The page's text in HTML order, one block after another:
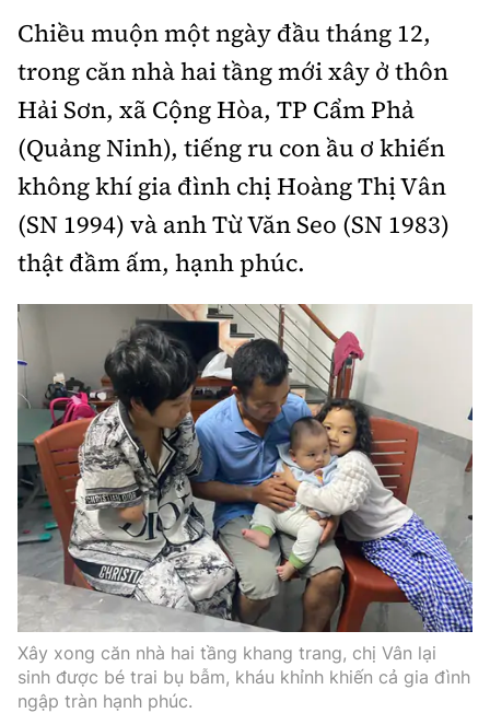
Giám định chất lượng
Quản lý đô thị
Đường sắt
Đăng kiểm
Đường sắt tốc độ cao
Đường thủy
Hàng hải
Đường sắt đô thị
Nhà thầu
Mời thầu - Đấu thầu
Thi viết về GTVT
Tài chính
Chứng khoán
Bảo hiểm
Doanh nghiệp
Pháp luật
Thanh tra
An ninh hình sự
Điều tra
Pháp đình
An toàn giao thông
Giao thông 24h
ATGT địa phương
Văn hóa giao thông
Lái xe an toàn
Chung tay vì ATGT
Gương sáng giao thông
Chất lượng sống
Giáo dục
Y tế
Đời sống
Lao động - Công đoàn
Văn hóa - Giải Trí
Văn hóa
Showbiz
Điện ảnh
Âm nhạc
Thể thao
Bóng đá
Bình luận
Hậu trường sao
360 độ thể thao
Công nghệ
Công nghệ mới
Sản phẩm mới
Tư vấn
Thế giới
Thời sự Quốc tế
Hồ sơ tài liệu
Thế giới giao thông
Thế giới xây dựng
Đi ++
Du lịch
Khám phá
Lối sống
Ẩm thực
Video
Thời sự
Khám phá
Camera giao thông
Chiều muộn một ngày đầu tháng 12,
trong căn nhà hai tầng mới xây ở thôn
Hải Sơn, xã Cộng Hòa, TP Cẩm Phả
(Quảng Ninh), tiếng ru con ầu ơ khiến
không khí gia đình chị Hoàng Thị Vân
(SN 1994) và anh Từ Văn Seo (SN 1983)
thật đầm ấm, hạnh phúc.
Xây xong căn nhà hai tầng khang trang, chị Vân lại
sinh được bé trai bụ bẫm, kháu khỉnh khiến cả gia đình
ngập tràn hạnh phúc.